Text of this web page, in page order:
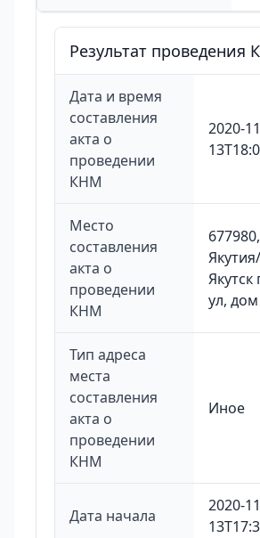
Результат проведения
Дата и время
составления
акта о
проведении
КНМ
2020-
Место
составления
акта о
проведении
КНМ
ул,
Тип адреса
места
составления
акта о
проведении
КНМ
Иное
Дата начала
2020-